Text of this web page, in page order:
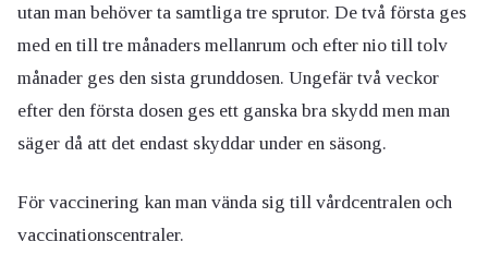
utan man behöver ta samtliga tre sprutor. De två första ges
med en till tre månaders mellanrum och efter nio till tolv
månader ges den sista grunddosen. Ungefär två veckor
efter den första dosen ges ett ganska bra skydd men man
säger då att det endast skyddar under en säsong.
För vaccinering kan man vända sig till vårdcentralen och
vaccinationscentraler.